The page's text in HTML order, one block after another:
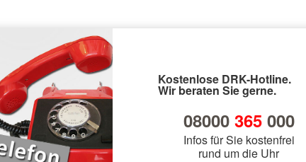
Kostenlose DRK-Hotline.
Wir beraten Sie gerne.
08000 365000
Infos für Sie kostenfrei
rund um die Uhr